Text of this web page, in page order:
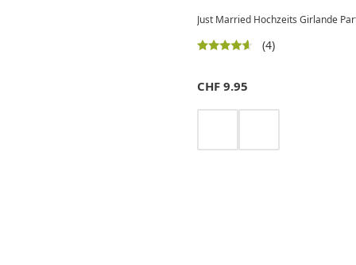
Just Married Hochzeits Girlande
(4)
CHF 9.95